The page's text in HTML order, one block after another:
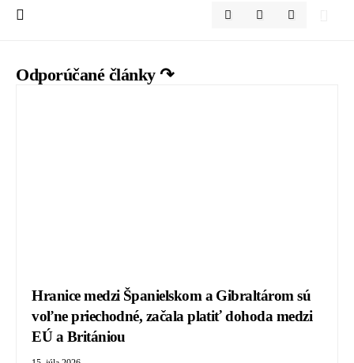
Odporúčané články ↷
Hranice medzi Španielskom a Gibraltárom sú
voľne priechodné, začala platiť dohoda medzi
EÚ a Britániou